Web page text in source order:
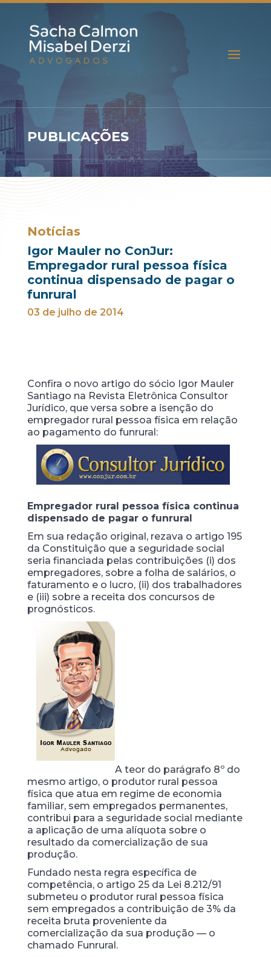
PUBLICAÇÕES
Notícias
Igor Mauler no ConJur:
Empregador rural pessoa física
continua dispensado de pagar o
funrural
03 de julho de 2014
Confira o novo artigo do sócio Igor Mauler
Santiago na Revista Eletrônica Consultor
Jurídico, que versa sobre a isenção do
empregador rural pessoa física em relação
ao pagamento do funrural:
Empregador rural pessoa física continua
dispensado de pagar o funrural
Em sua redação original, rezava o artigo 195
da Constituição que a seguridade social
seria financiada pelas contribuições (i) dos
empregadores, sobre a folha de salários, o
faturamento e o lucro, (ii) dos trabalhadores
e (iii) sobre a receita dos concursos de
prognósticos.
A teor do parágrafo 8º do
mesmo artigo, o produtor rural pessoa
física que atua em regime de economia
familiar, sem empregados permanentes,
contribui para a seguridade social mediante
a aplicação de uma alíquota sobre o
resultado da comercialização de sua
produção.
Fundado nesta regra específica de
competência, o artigo 25 da Lei 8.212/91
submeteu o produtor rural pessoa física
sem empregados a contribuição de 3% da
receita bruta proveniente da
comercialização da sua produção — o
chamado Funrural.